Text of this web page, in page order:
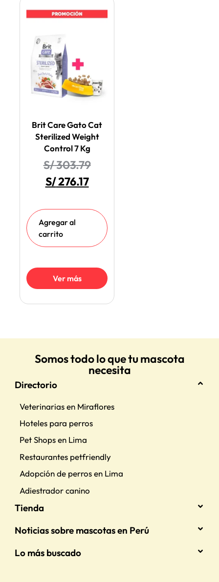
Brit Care Gato Cat
Sterilized Weight
Control 7 Kg
S/303.79
S/276.17
Agregar al
carrito
Ver más
Somos todo lo que tu mascota
necesita
Directorio
Veterinarias en Miraflores
Hoteles para perros
Pet Shops en Lima
Restaurantes petfriendly
Adopción de perros en Lima
Adiestrador canino
Tienda
Noticias sobre mascotas en Perú
Lo más buscado